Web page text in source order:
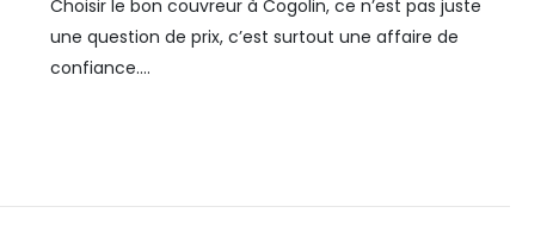
Choisir le bon couvreur à Cogolin, ce n’est pas juste
une question de prix, c’est surtout une affaire de
confiance....